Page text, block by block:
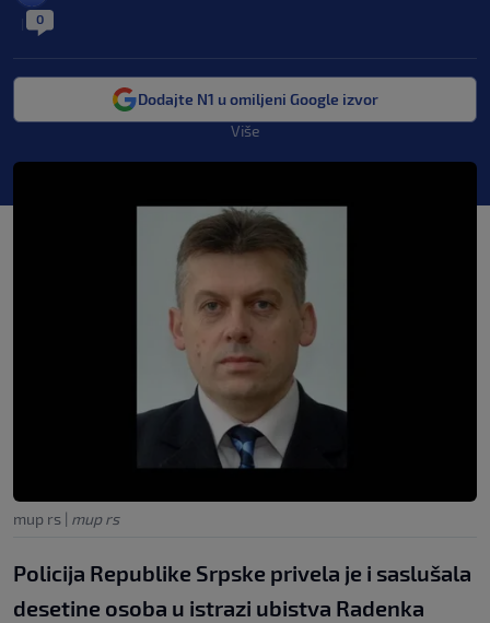
0
Dodajte N1 u omiljeni Google izvor
Više
mup rs | mup rs
Policija Republike Srpske privela je i saslušala
desetine osoba u istrazi ubistva Radenka